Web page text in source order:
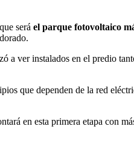
será el parque fotovoltaico
a ver instalados en el predio
que dependen de la red
en esta primera etapa con